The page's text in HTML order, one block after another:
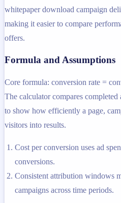
whitepaper download campaign
making it easier to compare
offers.
Formula and Assumptions
Core formula: conversion rate =
The calculator compares
to show how efficiently a page,
visitors into results.
Cost per conversion uses ad
conversions.
Consistent attribution windows
campaigns across time periods.